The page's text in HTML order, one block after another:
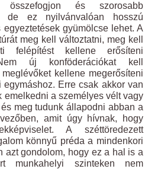
összefogjon és szorosabb
de ez nyilvánvalóan hosszú
gyümölcse lehet. A
meg kell változtatni, meg kell
felépítést kellene erősíteni
új konföderációkat kell
kellene megerősíteni
Erre csak akkor van
emelkedni a személyes vélt vagy
meg tudunk állapodni abban a
amit úgy hívnak, hogy
A széttöredezett
könnyű préda a mindenkori
azt gondolom, hogy ez a hal is a
munkahelyi szinteken nem